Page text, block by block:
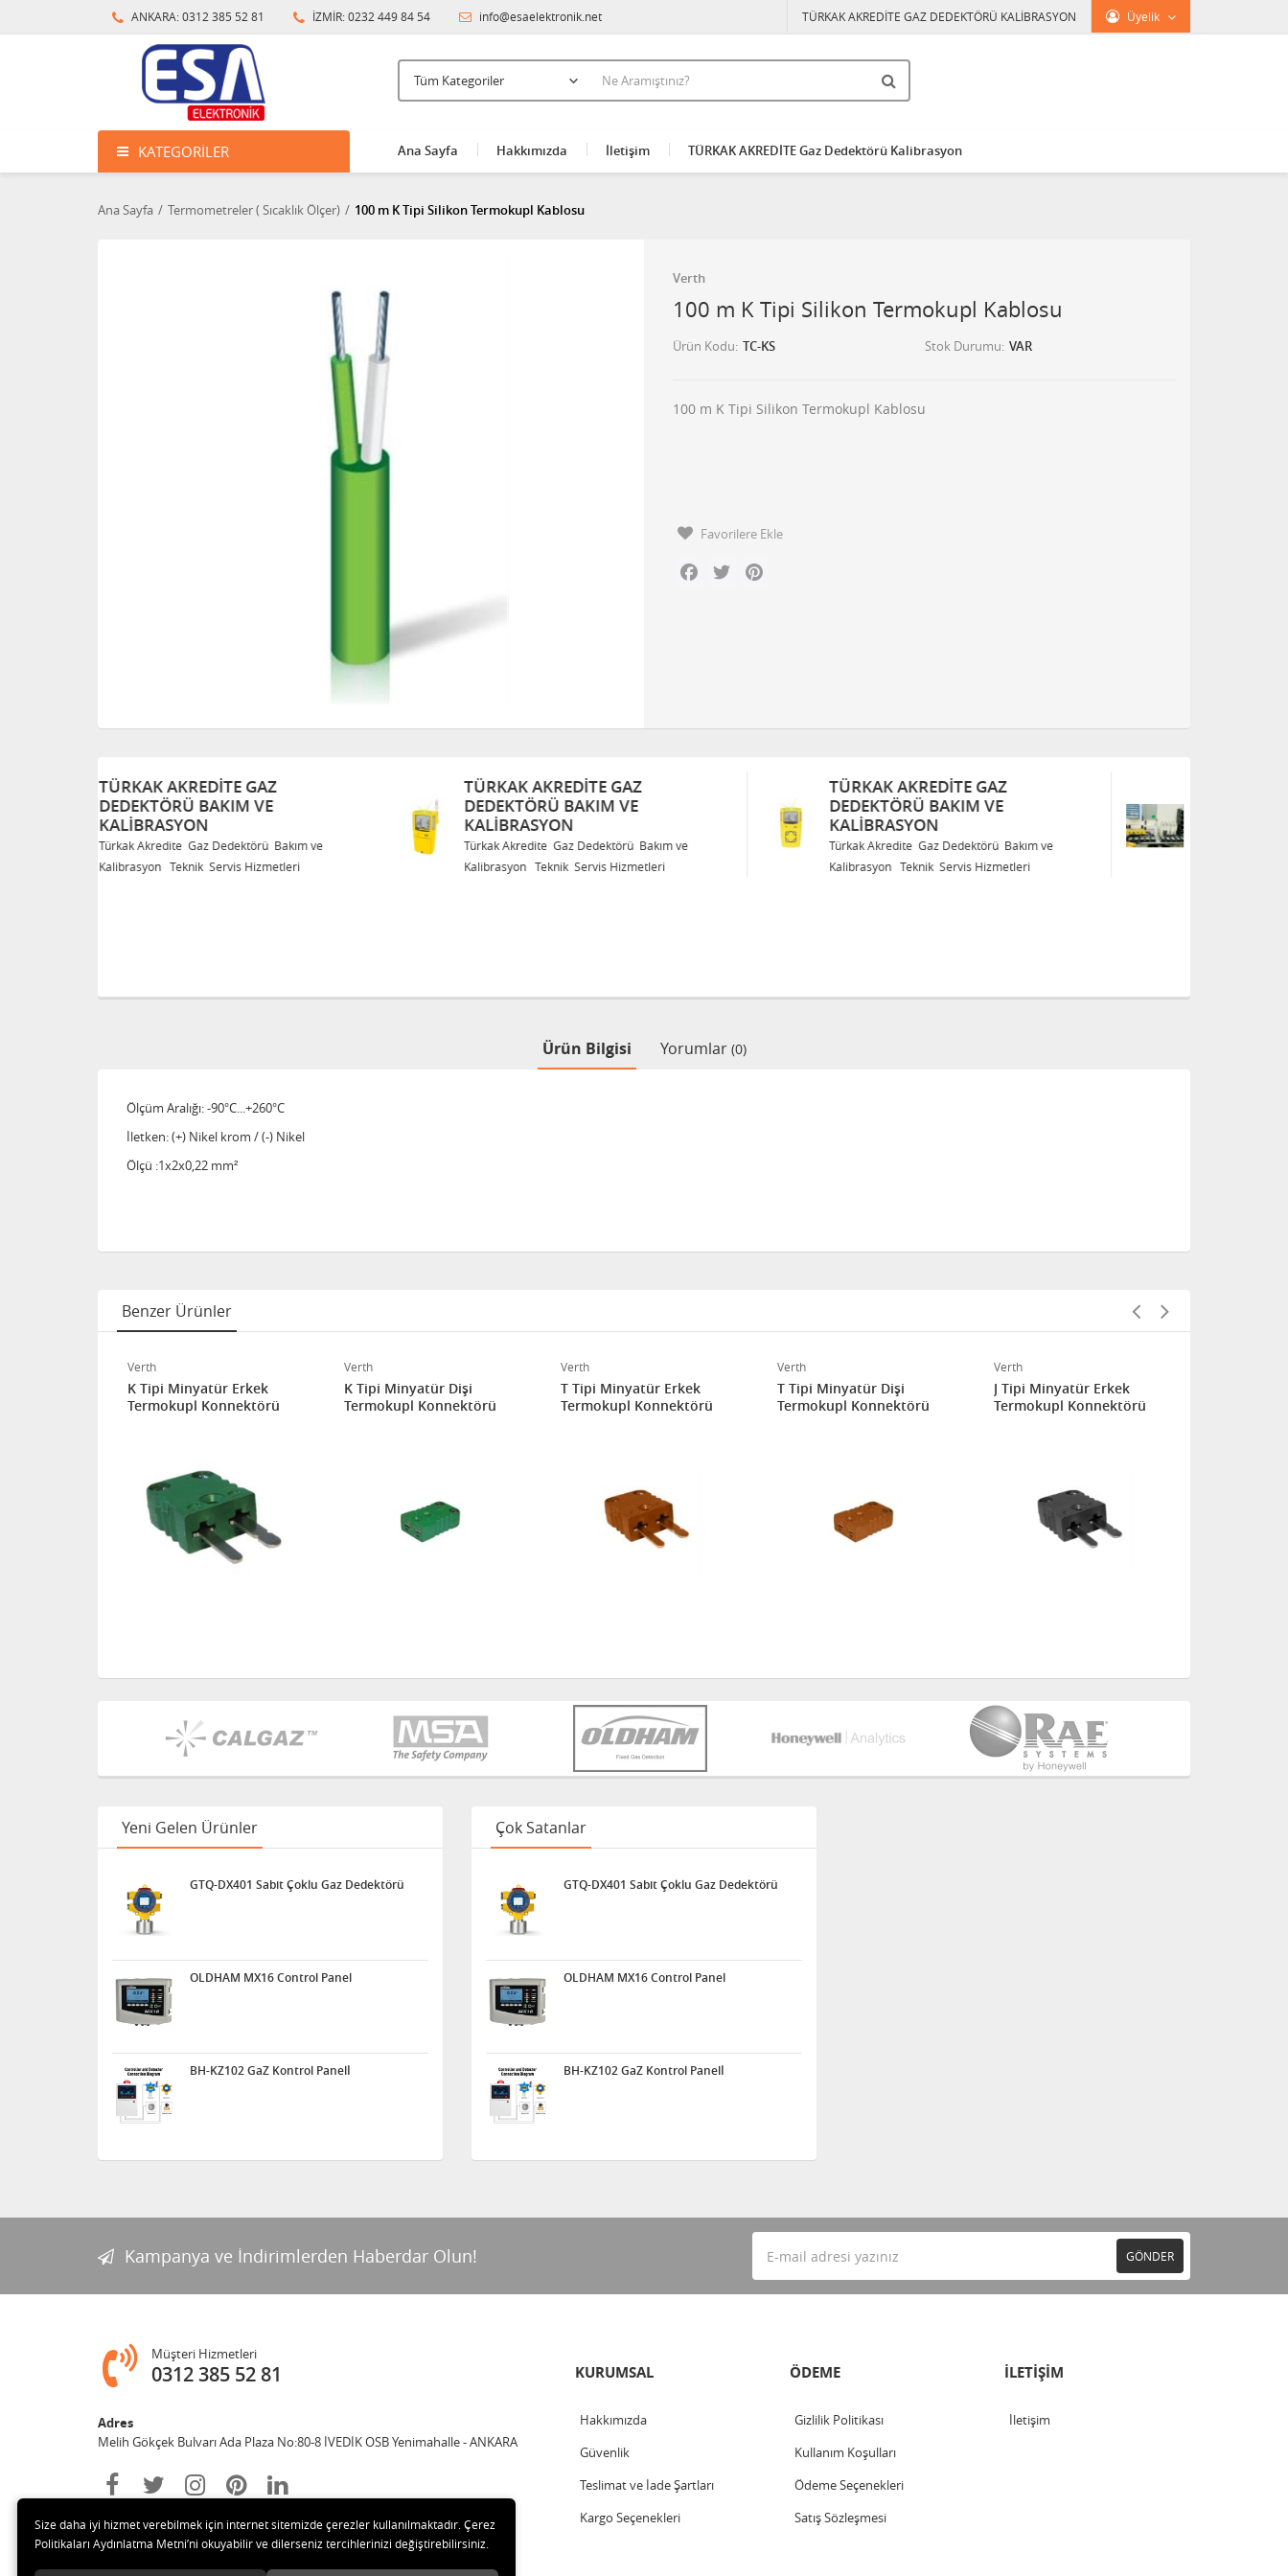
ANKARA: 0312 385 52 81 İZMİR: 0232 449 84 54 info@esaelektronik.net Üyelik
TÜRKAK AKREDİTE GAZ DEDEKTÖRÜ KALİBRASYON
KATEGORILER Ana Sayfa Hakkımızda İletişim TÜRKAK AKREDİTE Gaz Dedektörü Kalibrasyon
Ana Sayfa Termometreler ( Sıcaklık Ölçer) 100 m K Tipi Silikon Termokupl Kablosu
Verth
100 m K Tipi Silikon Termokupl Kablosu
Ürün Kodu TC-KS Stok Durumu VAR
100 m K Tipi Silikon Termokupl Kablosu
Favorilere Ekle
Facebook
Twitter
TÜRKAK AKREDITE GAZ
DEDEKTÖRÜ BAKIM VE
KALIBRASYON
Türkak Akredite Gaz Dedektörü Bakım ve
Kalibrasyon Teknik Servis Hizmetleri
TÜRKAK AKREDITE GAZ
DEDEKTÖRÜ BAKIM VE
KALIBRASYON
Türkak Akredite Gaz Dedektörü Bakım ve
Kalibrasyon Teknik Servis Hizmetleri
TÜRKAK AKREDITE GAZ
DEDEKTÖRÜ BAKIM VE
KALIBRASYON
Türkak Akredite Gaz Dedektörü Bakım ve
Kalibrasyon Teknik Servis Hizmetleri
Ürün Bilgisi Yorumlar (0)
Ölçüm Aralığı: -90°C...+260°C
İletken: (+) Nikel krom / (-) Nikel
Ölçü :1x2x0,22 mm²
Benzer Ürünler
Verth
K Tipi Minyatür Erkek
Termokupl Konnektörü
Verth
K Tipi Minyatür Dişi
Termokupl Konnektörü
Verth
T Tipi Minyatür Erkek
Termokupl Konnektörü
Verth
T Tipi Minyatür Dişi
Termokupl Konnektörü
Verth
J Tipi Minyatür Erkek
Termokupl Konnektörü
Yeni Gelen Ürünler
GTQ-DX401 Sabit Çoklu Gaz Dedektörü
OLDHAM MX16 Control Panel
BH-KZ102 GaZ Kontrol Panelİ
Çok Satanlar
GTQ-DX401 Sabit Çoklu Gaz Dedektörü
OLDHAM MX16 Control Panel
BH-KZ102 GaZ Kontrol Panelİ
Kampanya ve İndirimlerden Haberdar Olun! GÖNDER
Müşteri Hizmetleri
0312 385 52 81
Adres
Melih Gökçek Bulvarı Ada Plaza No:80-8 İVEDİK OSB Yenimahalle - ANKARA
KURUMSAL
Hakkımızda
Güvenlik
Teslimat ve İade Şartları
Kargo Seçenekleri
ÖDEME
Gizlilik Politikası
Kullanım Koşulları
Ödeme Seçenekleri
Satış Sözleşmesi
İLETİŞİM
İletişim
Size daha iyi hizmet verebilmek için internet sitemizde çerezler kullanılmaktadır. Çerez
Politikaları Aydınlatma Metni’ni okuyabilir ve dilerseniz tercihlerinizi değiştirebilirsiniz.